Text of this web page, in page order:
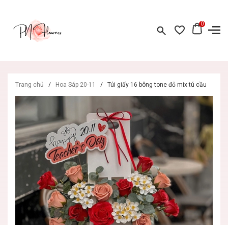
0
Trang chủ / Hoa Sáp 20-11 / Túi giấy 16 bông tone đỏ mix tú cầu